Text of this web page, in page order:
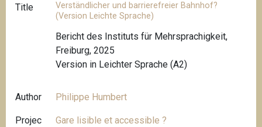
Title
Verständlicher und barrierefreier Bahnhof?
(Version Leichte Sprache)
Bericht des Instituts für Mehrsprachigkeit,
Freiburg, 2025
Version in Leichter Sprache (A2)
Author Philippe Humbert
Projec
Gare lisible et accessible ?